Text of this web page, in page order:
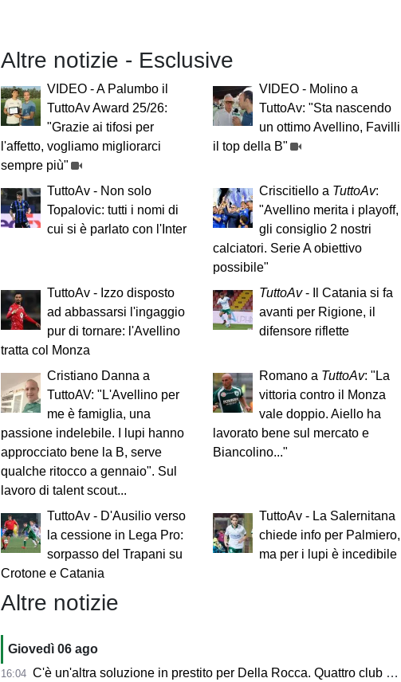
Altre notizie - Esclusive
VIDEO - A Palumbo il
TuttoAv Award 25/26:
"Grazie ai tifosi per
l'affetto, vogliamo migliorarci
sempre più"
VIDEO - Molino a
TuttoAv: "Sta nascendo
un ottimo Avellino, Favilli
il top della B"
TuttoAv - Non solo
Topalovic: tutti i nomi di
cui si è parlato con l'Inter
Criscitiello a TuttoAv:
"Avellino merita i playoff,
gli consiglio 2 nostri
calciatori. Serie A obiettivo
possibile"
TuttoAv - Izzo disposto
ad abbassarsi l'ingaggio
pur di tornare: l'Avellino
tratta col Monza
TuttoAv- Il Catania si fa
avanti per Rigione, il
difensore riflette
Cristiano Danna a
TuttoAV: "L'Avellino per
me è famiglia, una
passione indelebile. I lupi hanno
approcciato bene la B, serve
qualche ritocco a gennaio". Sul
lavoro di talent scout...
Romano a TuttoAv: "La
vittoria contro il Monza
vale doppio. Aiello ha
lavorato bene sul mercato e
Biancolino..."
TuttoAv - D'Ausilio verso
la cessione in Lega Pro:
sorpasso del Trapani su
Crotone e Catania
TuttoAv - La Salernitana
chiede info per Palmiero,
ma per i lupi è incedibile
Altre notizie
Giovedì 06 ago
16:04 C'è un'altra soluzione in prestito per Della Rocca. Quattro club su Manzi